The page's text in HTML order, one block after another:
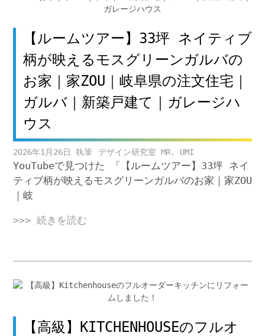
【ルームツアー】33坪 ネイティブ
柄が映えるモスグリーンガルバの
お家｜家ZOU｜岐阜県の注文住宅｜
ガルバ｜新築戸建て｜ガレージハ
ウス
2026年1月26日 デザイン研究室 MR. UMI
YouTubeで見つけた 「【ルームツアー】33坪 ネイ
ティブ柄が映えるモスグリーンガルバのお家｜家ZOU
｜岐
>>> 続きを読む
【高級】KITCHENHOUSEのフルオ